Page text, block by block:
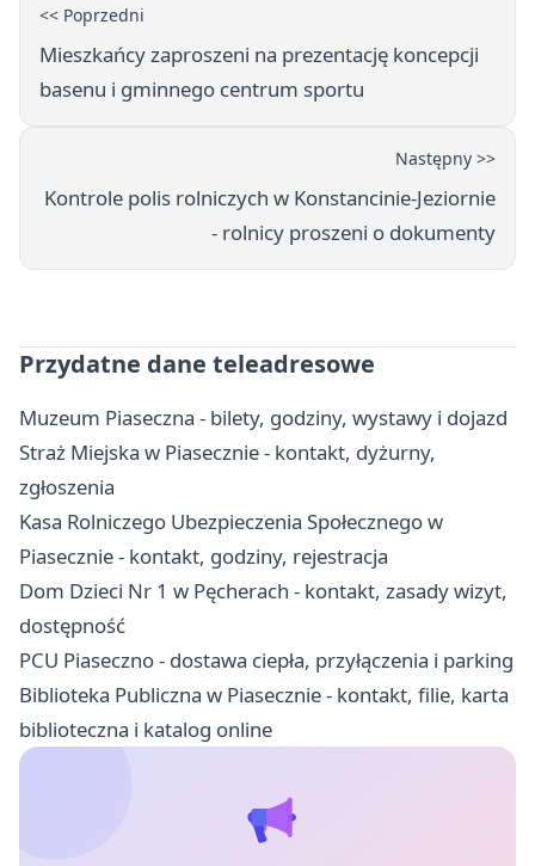
<< Poprzedni
Mieszkańcy zaproszeni na prezentację koncepcji
basenu i gminnego centrum sportu
Następny >>
Kontrole polis rolniczych w Konstancinie-Jeziornie
- rolnicy proszeni o dokumenty
Przydatne dane teleadresowe
Muzeum Piaseczna - bilety, godziny, wystawy i dojazd
Straż Miejska w Piasecznie - kontakt, dyżurny,
zgłoszenia
Kasa Rolniczego Ubezpieczenia Społecznego w
Piasecznie - kontakt, godziny, rejestracja
Dom Dzieci Nr 1 w Pęcherach - kontakt, zasady wizyt,
dostępność
PCU Piaseczno - dostawa ciepła, przyłączenia i parking
Biblioteka Publiczna w Piasecznie - kontakt, filie, karta
biblioteczna i katalog online